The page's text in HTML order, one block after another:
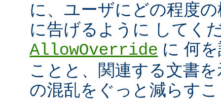
に、ユーザにどの程度
に告げるように してく
AllowOverride に 何
ことと、関連する文書
の混乱をぐっと減らす